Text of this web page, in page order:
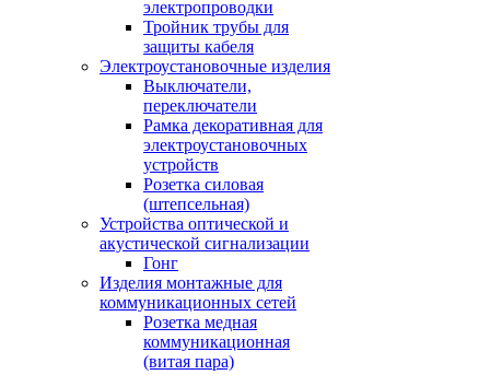
электропроводки
Тройник трубы для
защиты кабеля
Электроустановочные изделия
Выключатели,
переключатели
Рамка декоративная для
электроустановочных
устройств
Розетка силовая
(штепсельная)
Устройства оптической и
акустической сигнализации
Гонг
Изделия монтажные для
коммуникационных сетей
Розетка медная
коммуникационная
(витая пара)